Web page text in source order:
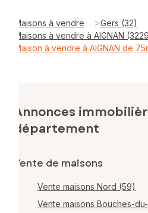
Maisons à vendre >Gers (32)
Maisons à vendre à AIGNAN
Maison à vendre à AIGNAN de
Annonces
département
Vente de maisons
Vente maisons Nord (59)
Vente maisons Bouches-